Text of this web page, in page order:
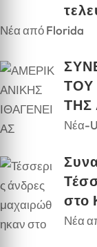
Νέα από Florida
ΤΟΥ
ΤΗΣ
Νέα-
στο
Νέα